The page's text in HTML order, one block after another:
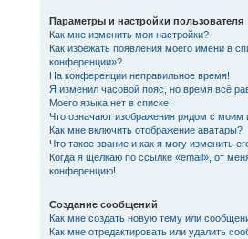
Параметры и настройки пользователя
Как мне изменить мои настройки?
Как избежать появления моего имени в
конференции»?
На конференции неправильное время!
Я изменил часовой пояс, но время всё
Моего языка нет в списке!
Что означают изображения рядом с моим
Как мне включить отображение аватары?
Что такое звание и как я могу изменить
Когда я щёлкаю по ссылке «email», от
конференцию!
Создание сообщений
Как мне создать новую тему или
Как мне отредактировать или удалить